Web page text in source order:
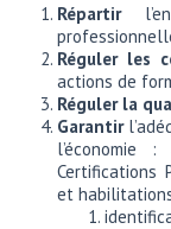
Répartir
Réguler les
actions de
Réguler la
Garantir
l’économie
Certifications
et